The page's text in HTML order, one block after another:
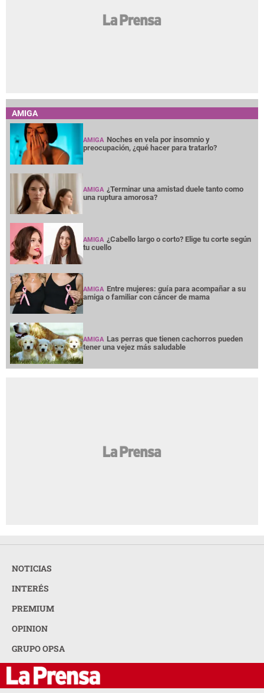
AMIGA
AMIGA Noches en vela por insomnio y
preocupación, ¿qué hacer para tratarlo?
AMIGA ¿Terminar una amistad duele tanto como
una ruptura amorosa?
AMIGA ¿Cabello largo o corto? Elige tu corte según
tu cuello
AMIGA Entre mujeres: guía para acompañar a su
amiga o familiar con cáncer de mama
AMIGA Las perras que tienen cachorros pueden
tener una vejez más saludable
NOTICIAS
INTERÉS
PREMIUM
OPINION
GRUPO OPSA